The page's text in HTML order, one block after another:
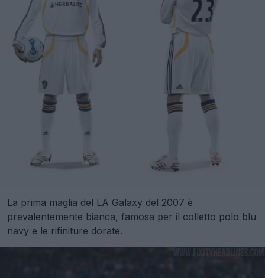
La prima maglia del LA Galaxy del 2007 è
prevalentemente bianca, famosa per il colletto polo blu
navy e le rifiniture dorate.